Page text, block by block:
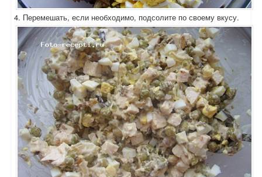
4. Перемешать, если необходимо, подсолите по своему вкусу.